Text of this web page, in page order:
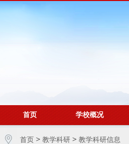
首页 学校概况
首页 > 教学科研 > 教学科研信息